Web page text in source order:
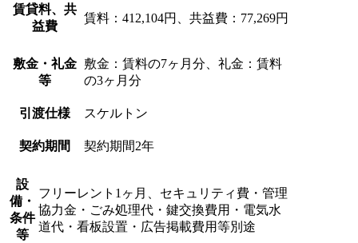
賃貸料、共
益費
賃料：412,104円、共益費：77,269円
敷金・礼金
等
敷金：賃料の7ヶ月分、礼金：賃料
の3ヶ月分
引渡仕様 スケルトン
契約期間 契約期間2年
設
備・
条件
等
フリーレント1ヶ月、セキュリティ費・管理
協力金・ごみ処理代・鍵交換費用・電気水
道代・看板設置・広告掲載費用等別途